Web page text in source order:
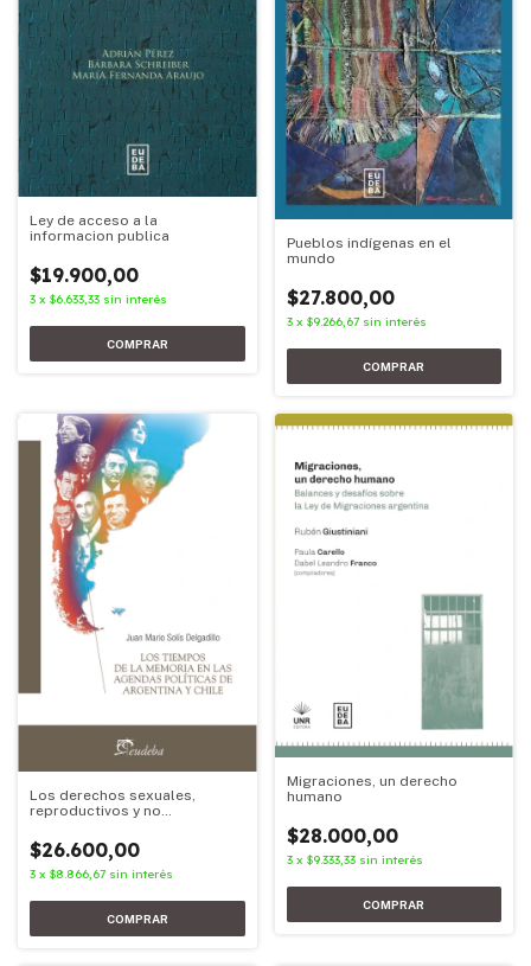
Ley de acceso a la
informacion publica
$19.900,00
3 x $6.633,33 sin interés
Pueblos indígenas en el
mundo
$27.800,00
3 x $9.266,67 sin interés
Los derechos sexuales,
reproductivos y no
derecho al aborto, como
derecho
$26.600,00
3 x $8.866,67 sin interés
Migraciones, un derecho
humano
$28.000,00
3 x $9.333,33 sin interés